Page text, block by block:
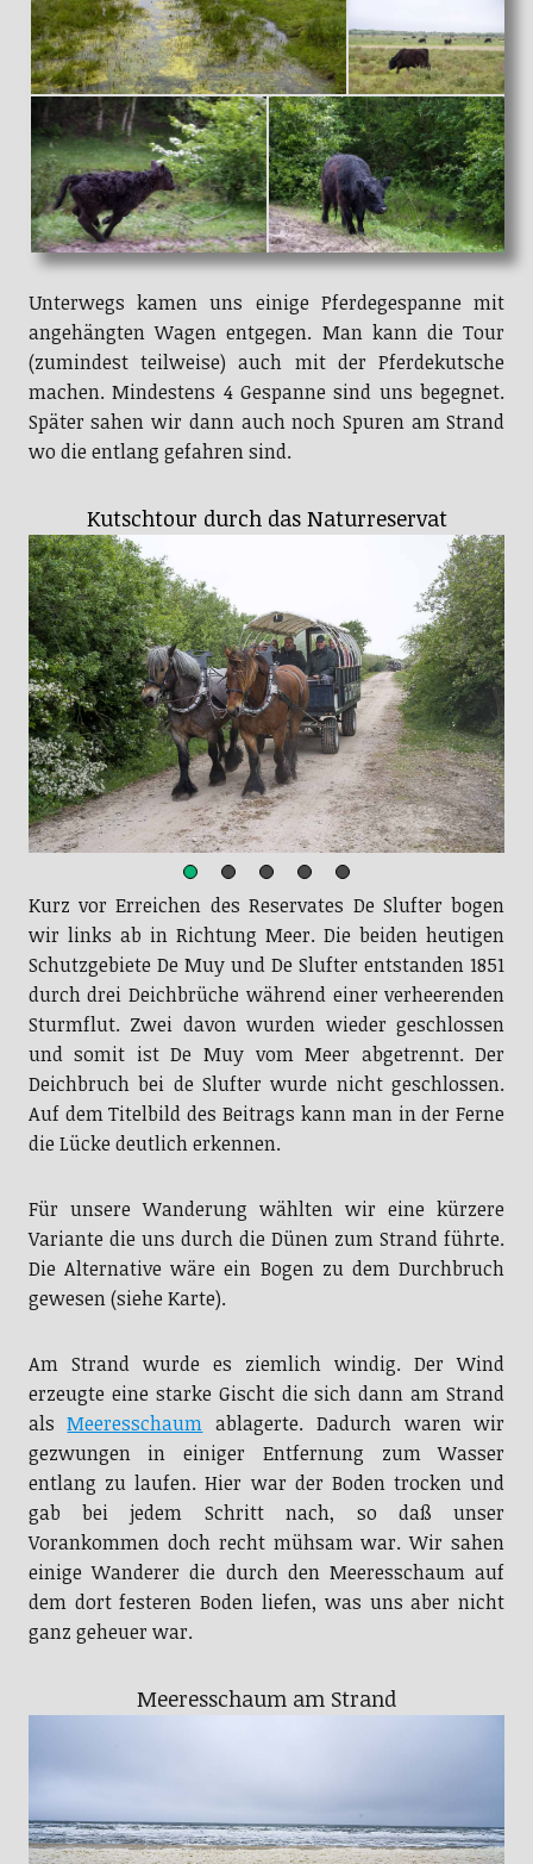
Unterwegs kamen uns einige Pferdegespanne mit
angehängten Wagen entgegen. Man kann die Tour
(zumindest teilweise) auch mit der Pferdekutsche
machen. Mindestens 4 Gespanne sind uns begegnet.
Später sahen wir dann auch noch Spuren am Strand
wo die entlang gefahren sind.
Kutschtour durch das Naturreservat
Kurz vor Erreichen des Reservates De Slufter bogen
wir links ab in Richtung Meer. Die beiden heutigen
Schutzgebiete De Muy und De Slufter entstanden 1851
durch drei Deichbrüche während einer verheerenden
Sturmflut. Zwei davon wurden wieder geschlossen
und somit ist De Muy vom Meer abgetrennt. Der
Deichbruch bei de Slufter wurde nicht geschlossen.
Auf dem Titelbild des Beitrags kann man in der Ferne
die Lücke deutlich erkennen.
Für unsere Wanderung wählten wir eine kürzere
Variante die uns durch die Dünen zum Strand führte.
Die Alternative wäre ein Bogen zu dem Durchbruch
gewesen (siehe Karte).
Am Strand wurde es ziemlich windig. Der Wind
erzeugte eine starke Gischt die sich dann am Strand
alsMeeresschaum ablagerte. Dadurch waren wir
gezwungen in einiger Entfernung zum Wasser
entlang zu laufen. Hier war der Boden trocken und
gab bei jedem Schritt nach, so daß unser
Vorankommen doch recht mühsam war. Wir sahen
einige Wanderer die durch den Meeresschaum auf
dem dort festeren Boden liefen, was uns aber nicht
ganz geheuer war.
Meeresschaum am Strand